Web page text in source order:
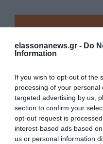
elassonanews.gr - Do
Information
If you wish to opt-out of the
processing of your
targeted advertising by us,
section to confirm your
opt-out request is
interest-based ads based
us or personal information